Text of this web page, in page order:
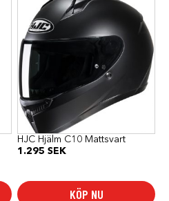
HJC Hjälm C10 Mattsvart
1.295 SEK
KÖP NU
produkten
har
flera
varianter.
De
olika
alternativen
kan
väljas
på
produktsidan